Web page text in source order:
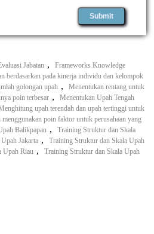
Jabatan ,
Frameworks Knowledge
berdasarkan pada kinerja individu dan kelompok
golongan upah ,
Menentukan rentang untuk
poin terbesar ,
Menentukan Upah Tengah
upah terendah dan upah tertinggi untuk
poin faktor untuk perusahaan yang
Balikpapan ,
Training Struktur dan Skala
Jakarta ,
Training Struktur dan Skala Upah
Upah Riau ,
Training Struktur dan Skala Upah